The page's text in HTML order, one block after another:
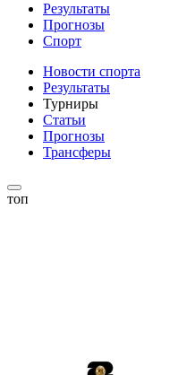
Результаты
Прогнозы
Спорт
Новости спорта
Результаты
Турниры
Статьи
Прогнозы
Трансферы
топ